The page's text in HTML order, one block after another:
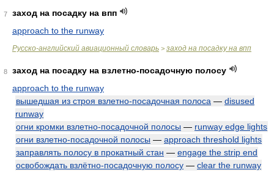
7
заход на посадку на впп
approach to the runway
Русско-английский авиационный словарь > заход на посадку на впп
8
заход на посадку на взлетно-посадочную полосу
approach to the runway
вышедшая из строя взлетно-посадочная полоса — disused
runway
огни кромки взлетно-посадочной полосы — runway edge lights
огни взлетно-посадочной полосы — approach threshold lights
заправлять полосу в прокатный стан — engage the strip end
освобождать взлётно-посадочную полосу — clear the runway